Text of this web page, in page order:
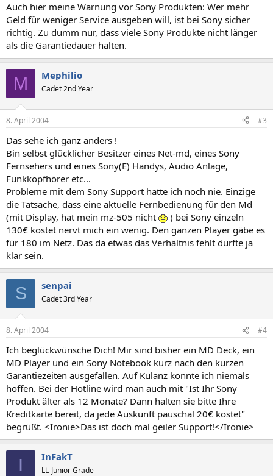
Auch hier meine Warnung vor Sony Produkten: Wer mehr
Geld für weniger Service ausgeben will, ist bei Sony sicher
richtig. Zu dumm nur, dass viele Sony Produkte nicht länger
als die Garantiedauer halten.
M Mephilio
Cadet 2nd Year
8. April 2004 #3
Das sehe ich ganz anders !
Bin selbst glücklicher Besitzer eines Net-md, eines Sony
Fernsehers und eines Sony(E) Handys, Audio Anlage,
Funkkopfhörer etc...
Probleme mit dem Sony Support hatte ich noch nie. Einzige
die Tatsache, dass eine aktuelle Fernbedienung für den Md
(mit Display, hat mein mz-505 nicht
) bei Sony einzeln
130€ kostet nervt mich ein wenig. Den ganzen Player gäbe es
für 180 im Netz. Das da etwas das Verhältnis fehlt dürfte ja
klar sein.
S senpai
Cadet 3rd Year
8. April 2004 #4
Ich beglückwünsche Dich! Mir sind bisher ein MD Deck, ein
MD Player und ein Sony Notebook kurz nach den kurzen
Garantiezeiten ausgefallen. Auf Kulanz konnte ich niemals
hoffen. Bei der Hotline wird man auch mit "Ist Ihr Sony
Produkt älter als 12 Monate? Dann halten sie bitte Ihre
Kreditkarte bereit, da jede Auskunft pauschal 20€ kostet"
begrüßt. <Ironie>Das ist doch mal geiler Support!</Ironie>
I InFakT
Lt. Junior Grade